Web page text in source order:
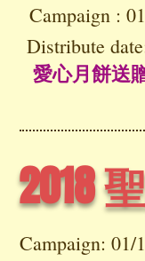
Campaign :
Distribute
愛心月餅送
2018
Campaign: 01/